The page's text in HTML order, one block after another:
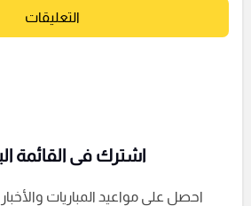
التعليقات
اشترك فى القائمة
احصل على مواعيد المباريات والأخبار